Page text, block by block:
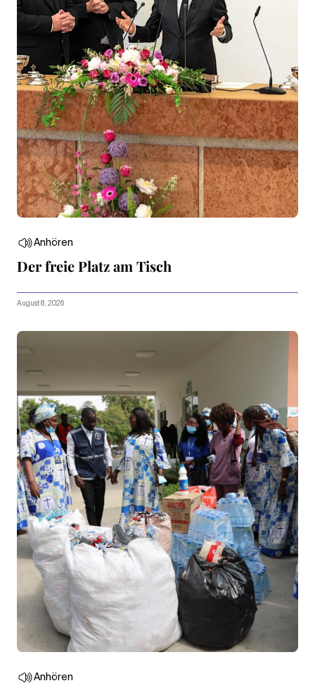
Anhören
Der freie Platz am Tisch
August 8, 2026
Anhören